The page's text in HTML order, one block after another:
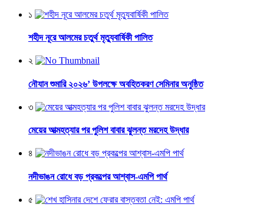
১
শহীদ নূরে আলমের চতুর্থ মৃত্যুবার্ষিকী পালিত
২
নৌযান শুমারি ২০২৬’ উপলক্ষে অবহিতকরণ সেমিনার অনুষ্ঠিত
৩
মেয়ের আত্মহত্যার পর পুলিশ বাবার ঝুলন্ত মরদেহ উদ্ধার
৪
নদীভাঙন রোধে বড় প্রকল্পের আশ্বাস-এমপি পার্থ
৫